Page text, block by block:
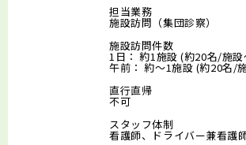
担当業務
施設訪問（集団診察）
施設訪問件数
1日： 約1施設 (約20名/施設
午前： 約～1施設 (約20名/
直行直帰
不可
スタッフ体制
看護師、ドライバー兼看護